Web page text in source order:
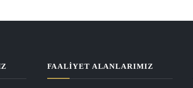
FAALIYET ALANLARIMIZ